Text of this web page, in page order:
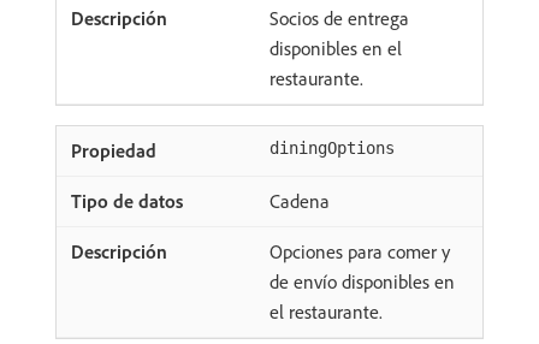
Socios de entrega
disponibles en el
restaurante.
diningOptions
Cadena
Opciones para comer y
de envío disponibles en
el restaurante.